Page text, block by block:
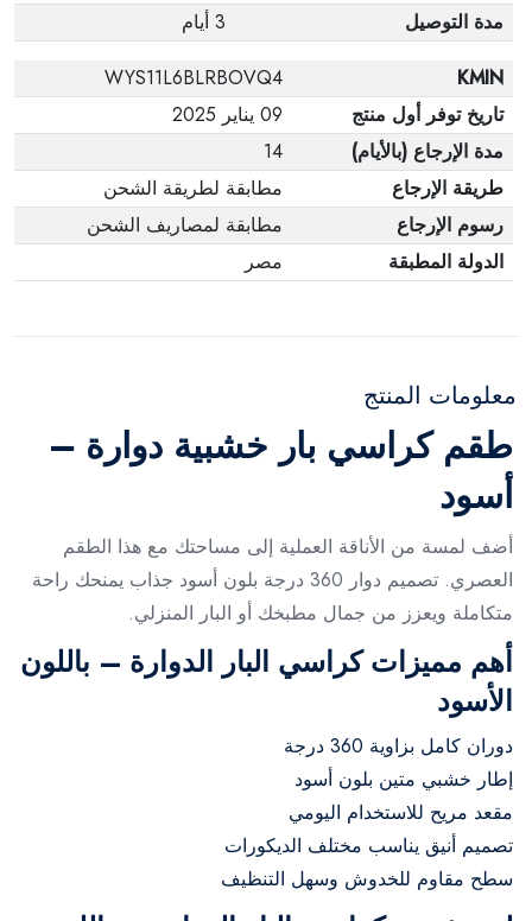
مدة التوصيل
3 أيام
KMIN
WYS11L6BLRBOVQ4
تاريخ توفر أول منتج
09 يناير 2025
مدة الإرجاع (بالأيام)
14
طريقة الإرجاع
مطابقة لطريقة الشحن
رسوم الإرجاع
مطابقة لمصاريف الشحن
الدولة المطبقة
مصر
معلومات المنتج
طقم كراسي بار خشبية دوارة –
أسود
أضف لمسة من الأناقة العملية إلى مساحتك مع هذا الطقم
العصري. تصميم دوار 360 درجة بلون أسود جذاب يمنحك راحة
متكاملة ويعزز من جمال مطبخك أو البار المنزلي.
أهم مميزات كراسي البار الدوارة – باللون
الأسود
دوران كامل بزاوية 360 درجة
إطار خشبي متين بلون أسود
مقعد مريح للاستخدام اليومي
تصميم أنيق يناسب مختلف الديكورات
سطح مقاوم للخدوش وسهل التنظيف